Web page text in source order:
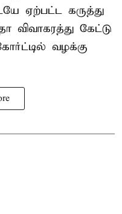
ஏற்பட்ட கருத்து
விவாகரத்து கேட்டு
வழக்கு